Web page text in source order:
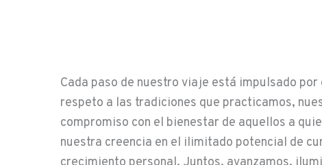
Cada paso de nuestro viaje está impulsado
respeto a las tradiciones que practicamos,
compromiso con el bienestar de aquellos a
nuestra creencia en el ilimitado potencial de